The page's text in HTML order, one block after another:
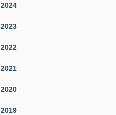
2024
2023
2022
2021
2020
2019